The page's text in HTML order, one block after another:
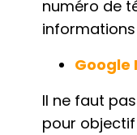
numéro de
informations
Google
Il ne faut
pour objectif